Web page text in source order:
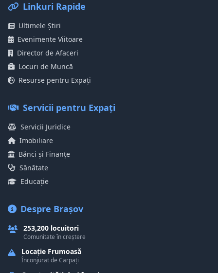
Linkuri Rapide
Ultimele Știri
Evenimente Viitoare
Director de Afaceri
Locuri de Muncă
Resurse pentru Expați
Servicii pentru Expați
Servicii Juridice
Imobiliare
Bănci și Finanțe
Sănătate
Educație
Despre Brașov
253,200 locuitori
Comunitate în creștere
Locație Frumoasă
Înconjurat de Carpați